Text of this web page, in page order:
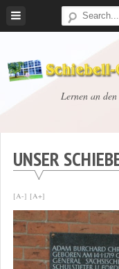
Skip
Schiebell-
Drebkau
Lernen an
UNSER
[A-] [A+]